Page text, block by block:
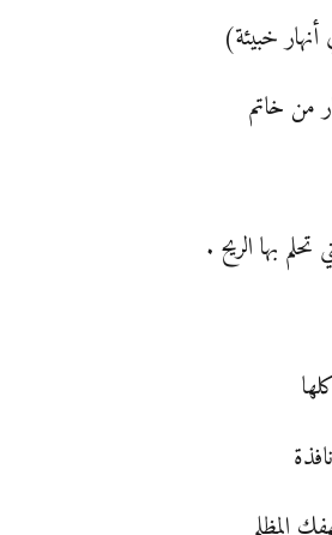
خبيئة)
من خاتم
بها الريح .